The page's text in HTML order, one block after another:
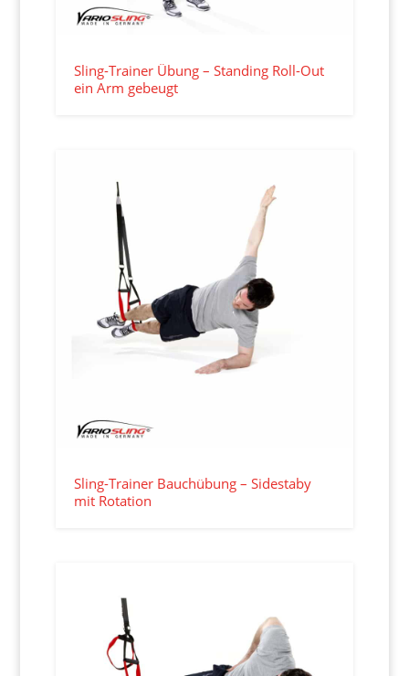
Sling-Trainer Übung – Standing Roll-Out
ein Arm gebeugt
Sling-Trainer Bauchübung – Sidestaby
mit Rotation